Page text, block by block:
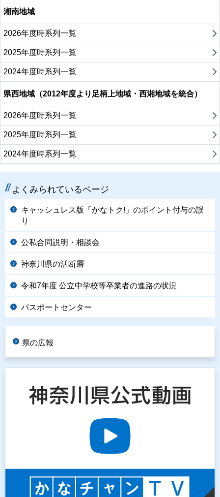
湘南地域
2026年度時系列一覧
2025年度時系列一覧
2024年度時系列一覧
県西地域（2012年度より足柄上地域・西湘地域を統合）
2026年度時系列一覧
2025年度時系列一覧
2024年度時系列一覧
よくみられているページ
キャッシュレス版「かなトク!」のポイント付与の誤
り
公私合同説明・相談会
神奈川県の活断層
令和7年度 公立中学校等卒業者の進路の状況
パスポートセンター
県の広報